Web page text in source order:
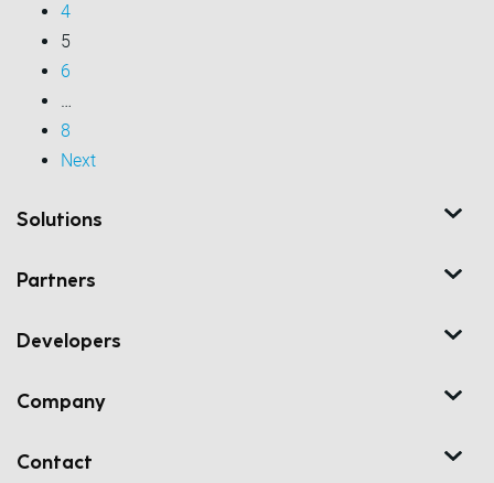
4
5
6
…
8
Next
Solutions
Partners
Developers
Company
Contact